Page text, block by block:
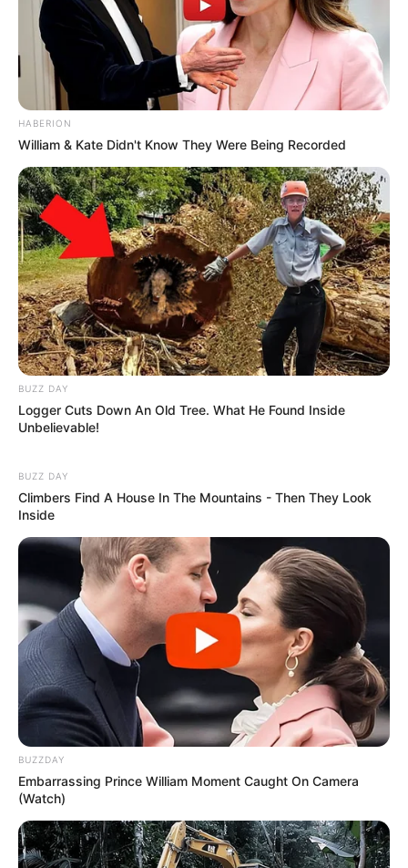
Vincennes d’autrefois
HABERION
William & Kate Didn't Know They Were Being Recorded
BUZZ DAY
Logger Cuts Down An Old Tree. What He Found Inside
Unbelievable!
BUZZ DAY
Climbers Find A House In The Mountains - Then They Look
Inside
BUZZDAY
Embarrassing Prince William Moment Caught On Camera
(Watch)